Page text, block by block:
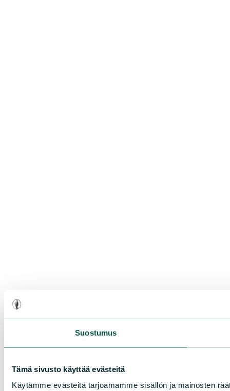
Suostumus
Tämä sivusto käyttää evästeitä
Käytämme evästeitä tarjoamamme sisällön ja mainosten